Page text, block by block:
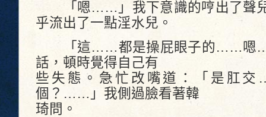
「嗯……」我下意識的哼出了聲兒
乎流出了一點淫水兒。
「這……都是操屁眼子的……嗯
話，頓時覺得自己有
些失態。急忙改嘴道：「是肛
個？……」我側過臉看著韓
琦問。